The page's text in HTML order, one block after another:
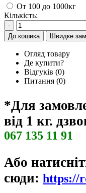
От 100 до 1000кг
Кількість:
-
До кошика
Швидке
Огляд товару
Де купити?
Відгуків (0)
Питання (0)
*Для
від 1 кг.
067 135 11 91
Або
сюди: https://